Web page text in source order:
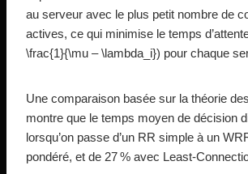
au serveur avec le plus petit nombre de
actives, ce qui minimise le temps
\frac{1}{\mu – \lambda_i}) pour chaque
Une comparaison basée sur la théorie
montre que le temps moyen de décision
lorsqu’on passe d’un RR simple à un
pondéré, et de 27 % avec